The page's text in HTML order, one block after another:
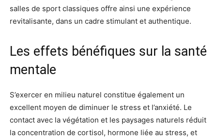
salles de sport classiques offre ainsi une expérience
revitalisante, dans un cadre stimulant et authentique.
Les effets bénéfiques sur la santé
mentale
S’exercer en milieu naturel constitue également un
excellent moyen de diminuer le stress et l’anxiété. Le
contact avec la végétation et les paysages naturels réduit
la concentration de cortisol, hormone liée au stress, et